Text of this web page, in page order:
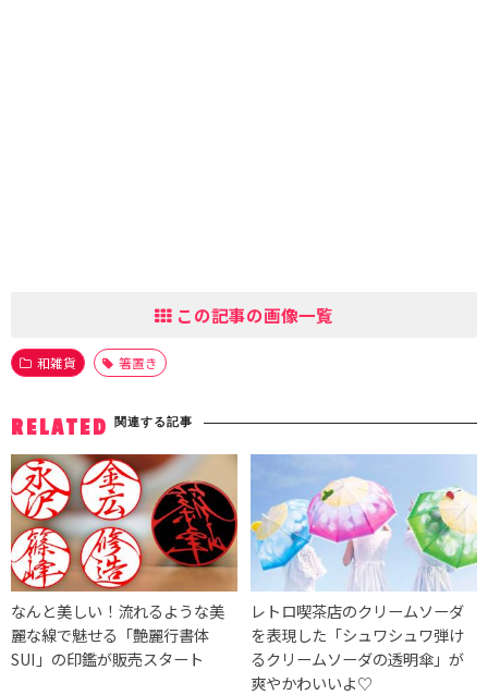
この記事の画像一覧
和雑貨 箸置き
RELATED 関連する記事
なんと美しい！流れるような美
麗な線で魅せる「艶麗行書体
SUI」の印鑑が販売スタート
レトロ喫茶店のクリームソーダ
を表現した「シュワシュワ弾け
るクリームソーダの透明傘」が
爽やかわいいよ♡